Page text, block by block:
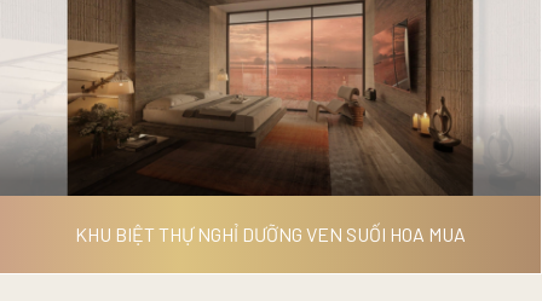
BIỆT THỰ VŨNG TÀU
KHU BIỆT THỰ NGHỈ DƯỠNG VEN SUỐI HOA MUA